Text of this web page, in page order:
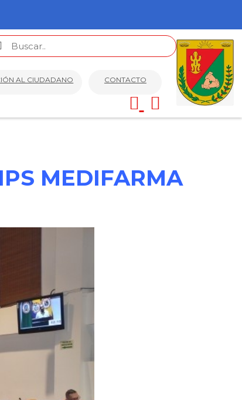
AL CIUDADANO CONTACTO
MEDIFARMA